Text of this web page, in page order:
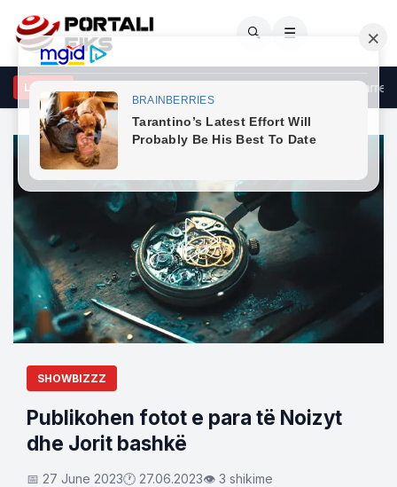
🔍 ☰
LAJME
konkurrentja e "Përputhen" trazon shpirtin e të ndjerit në varreza
SHOWBIZZZ
Publikohen fotot e para të Noizyt
dhe Jorit bashkë
📅 27 June 2023🕐 27.06.2023👁 3 shikime